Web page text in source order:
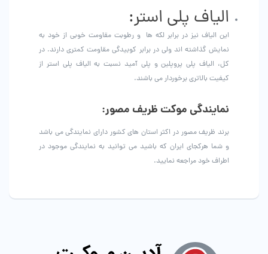
الیاف پلی استر:
این الیاف نیز در برابر لکه ها و رطوبت مقاومت خوبی از خود به
نمایش گذاشته اند ولی در برابر کوبیدگی مقاومت کمتری دارند. در
کل، الیاف پلی پروپلین و پلی آمید نسبت به الیاف پلی استر از
کیفیت بالاتری برخوردار می باشند.
نمایندگی موکت ظریف مصور:
برند ظریف مصور در اکثر استان های کشور دارای نمایندگی می باشد
و شما هرکجای ایران که باشید می توانید به نمایندگی موجود در
اطراف خود مراجعه نمایید.